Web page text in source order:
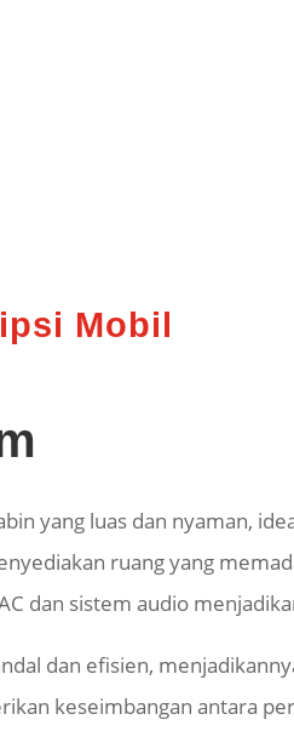
Mobil
yang luas dan nyaman,
ruang yang
dan sistem audio
dan efisien,
keseimbangan antara